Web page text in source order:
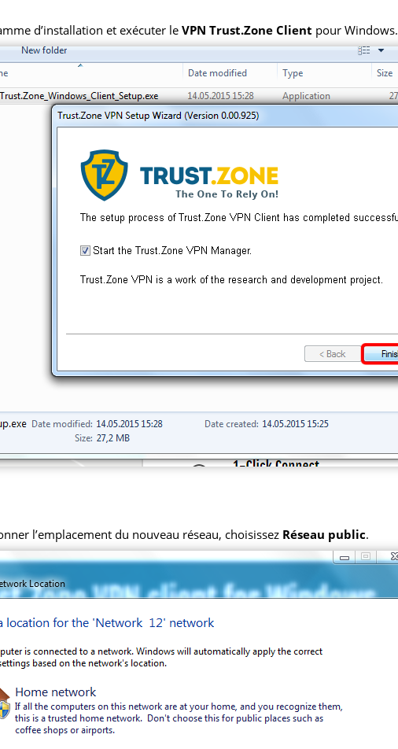
d’installation et exécuter leVPN Trust.Zone Client pour Windows.
l’emplacement du nouveau réseau, choisissez Réseau public.